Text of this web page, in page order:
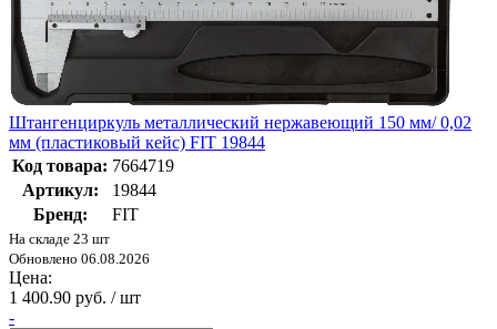
Штангенциркуль металлический нержавеющий 150 мм/ 0,02
мм (пластиковый кейс) FIT 19844
Код товара: 7664719
Артикул:
19844
Бренд:
FIT
На складе 23 шт
Обновлено 06.08.2026
Цена:
1 400.90 руб. / шт
-